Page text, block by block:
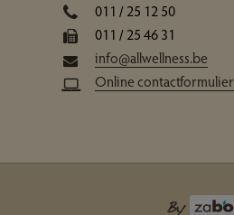
011 / 25 12 50
011 / 25 46 31
info@allwellness.be
Online contactformulier